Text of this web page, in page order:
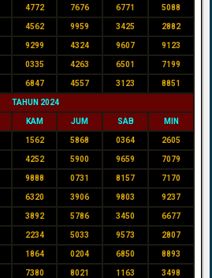
4772 7676 6771 5088
4562 9959 3425 2882
9299 4324 9607 9123
0335 4263 6501 7199
6847 4557 3123 8851
TAHUN 2024
KAM JUM SAB MIN
1562 5868 0364 2605
4252 5900 9659 7079
9888 0731 8157 7170
6320 3906 9803 9237
3892 5786 3450 6677
2234 5033 9573 2807
1864 0204 6850 8893
7380 8021 1163 3498